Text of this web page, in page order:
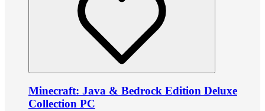
Minecraft: Java & Bedrock Edition Deluxe
Collection PC